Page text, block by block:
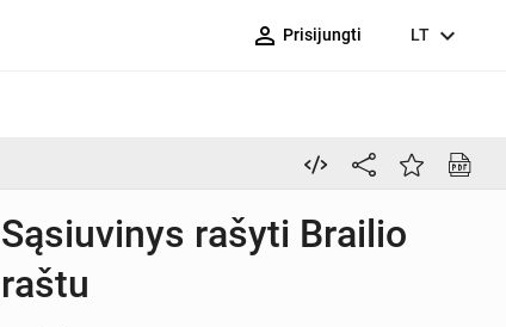
person_outline Prisijungti LT expand_more
Sąsiuvinys rašyti Brailio
raštu